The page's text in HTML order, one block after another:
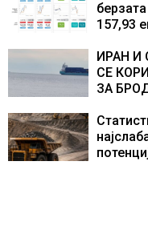
157,93
ИРАН И
СЕ
ЗА